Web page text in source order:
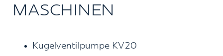
MASCHINEN
Kugelventilpumpe KV20